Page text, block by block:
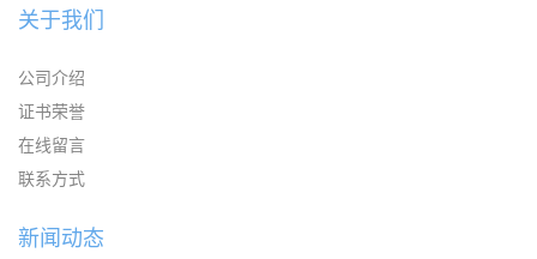
关于我们
公司介绍
证书荣誉
在线留言
联系方式
新闻动态